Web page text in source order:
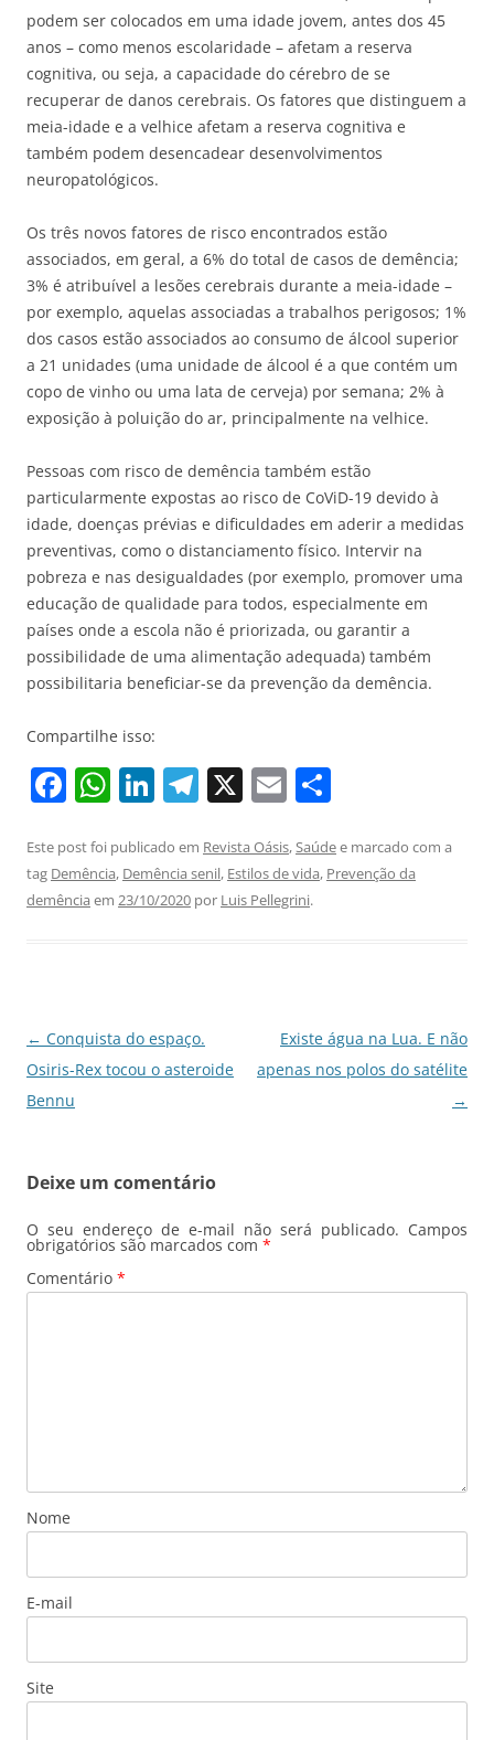
podem ser colocados em uma idade jovem, antes dos 45
anos – como menos escolaridade – afetam a reserva
cognitiva, ou seja, a capacidade do cérebro de se
recuperar de danos cerebrais. Os fatores que distinguem a
meia-idade e a velhice afetam a reserva cognitiva e
também podem desencadear desenvolvimentos
neuropatológicos.
Os três novos fatores de risco encontrados estão
associados, em geral, a 6% do total de casos de demência;
3% é atribuível a lesões cerebrais durante a meia-idade –
por exemplo, aquelas associadas a trabalhos perigosos; 1%
dos casos estão associados ao consumo de álcool superior
a 21 unidades (uma unidade de álcool é a que contém um
copo de vinho ou uma lata de cerveja) por semana; 2% à
exposição à poluição do ar, principalmente na velhice.
Pessoas com risco de demência também estão
particularmente expostas ao risco de CoViD-19 devido à
idade, doenças prévias e dificuldades em aderir a medidas
preventivas, como o distanciamento físico. Intervir na
pobreza e nas desigualdades (por exemplo, promover uma
educação de qualidade para todos, especialmente em
países onde a escola não é priorizada, ou garantir a
possibilidade de uma alimentação adequada) também
possibilitaria beneficiar-se da prevenção da demência.
Compartilhe isso:
F
c
e
k
W
at
s
Li
k
e
T
e
gr
X E
ai
l
ar
e
Este post foi publicado em Revista Oásis,Saúdee marcado com a
tag Demência, Demência senil, Estilos de vida, Prevenção da
demência em 23/10/2020 por Luis Pellegrini.
Navegação
de
posts
← Conquista do espaço.
Osiris-Rex tocou o asteroide
Bennu
Existe água na Lua. E não
apenas nos polos do satélite
→
Deixe um comentário
O seu endereço de e-mail não será publicado. Campos
obrigatórios são marcados com *
Comentário *
Nome
E-mail
Site